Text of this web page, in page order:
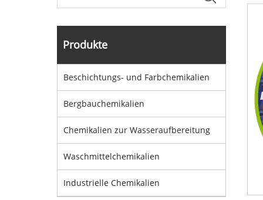
Produkte
Beschichtungs- und Farbchemikalien
Bergbauchemikalien
Chemikalien zur Wasseraufbereitung
Waschmittelchemikalien
Industrielle Chemikalien